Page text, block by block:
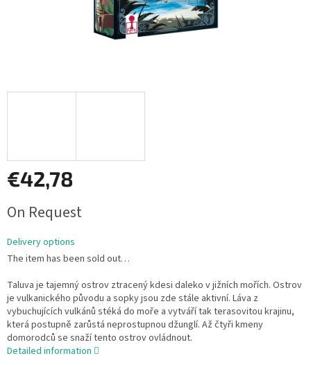
€42,78
price:
On Request
Delivery options
The item has been sold out…
Taluva je tajemný ostrov ztracený kdesi daleko v jižních mořích. Ostrov
je vulkanického původu a sopky jsou zde stále aktivní. Láva z
vybuchujících vulkánů stéká do moře a vytváří tak terasovitou krajinu,
která postupně zarůstá neprostupnou džunglí. Až čtyři kmeny
domorodců se snaží tento ostrov ovládnout.
Detailed information